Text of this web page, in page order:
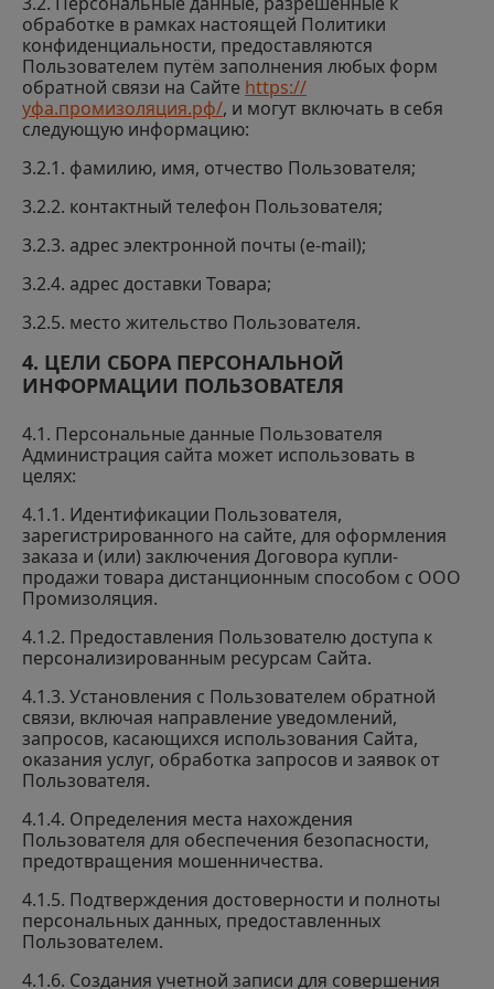
обработке в рамках настоящей Политики
конфиденциальности, предоставляются
Пользователем путём заполнения любых форм
обратной связи на Сайте https://
уфа.промизоляция.рф/, и могут включать в себя
следующую информацию:
3.2.1. фамилию, имя, отчество Пользователя;
3.2.2. контактный телефон Пользователя;
3.2.3. адрес электронной почты (e-mail);
3.2.4. адрес доставки Товара;
3.2.5. место жительство Пользователя.
4. ЦЕЛИ СБОРА ПЕРСОНАЛЬНОЙ
ИНФОРМАЦИИ ПОЛЬЗОВАТЕЛЯ
4.1. Персональные данные Пользователя
Администрация сайта может использовать в
целях:
4.1.1. Идентификации Пользователя,
зарегистрированного на сайте, для оформления
заказа и (или) заключения Договора купли-
продажи товара дистанционным способом с ООО
Промизоляция.
4.1.2. Предоставления Пользователю доступа к
персонализированным ресурсам Сайта.
4.1.3. Установления с Пользователем обратной
связи, включая направление уведомлений,
запросов, касающихся использования Сайта,
оказания услуг, обработка запросов и заявок от
Пользователя.
4.1.4. Определения места нахождения
Пользователя для обеспечения безопасности,
предотвращения мошенничества.
4.1.5. Подтверждения достоверности и полноты
персональных данных, предоставленных
Пользователем.
4.1.6. Создания учетной записи для совершения